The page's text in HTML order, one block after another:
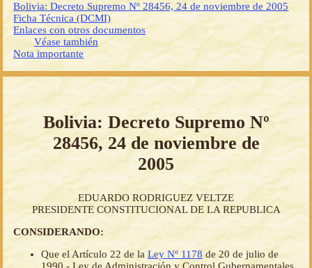
Bolivia: Decreto Supremo Nº 28456, 24 de noviembre de 2005
Ficha Técnica (DCMI)
Enlaces con otros documentos
Véase también
Nota importante
Bolivia: Decreto Supremo Nº
28456, 24 de noviembre de
2005
EDUARDO RODRIGUEZ VELTZE
PRESIDENTE CONSTITUCIONAL DE LA REPUBLICA
CONSIDERANDO:
Que el Artículo 22 de la Ley Nº 1178de 20 de julio de